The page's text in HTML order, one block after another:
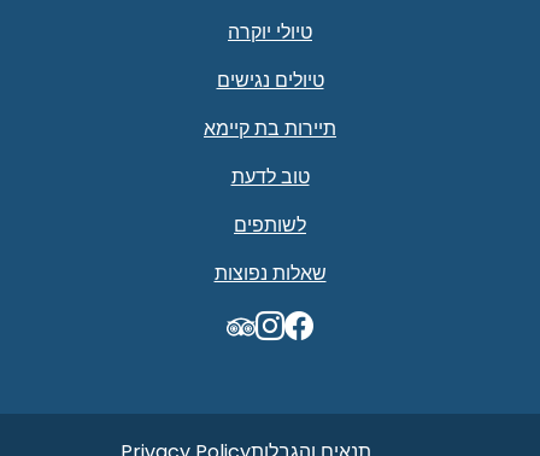
TripAdvisor
טיולי יוקרה
טיולים נגישים
תיירות בת קיימא
טוב לדעת
לשותפים
שאלות נפוצות